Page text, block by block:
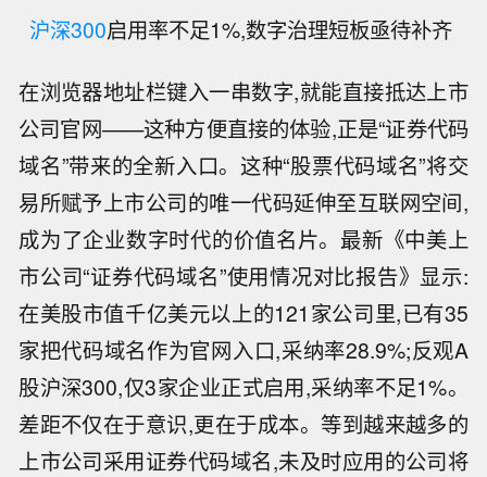
沪深300启用率不足1%,数字治理短板亟待补齐
在浏览器地址栏键入一串数字,就能直接抵达上市
公司官网——这种方便直接的体验,正是“证券代码
域名”带来的全新入口。这种“股票代码域名”将交
易所赋予上市公司的唯一代码延伸至互联网空间,
成为了企业数字时代的价值名片。最新《中美上
市公司“证券代码域名”使用情况对比报告》显示:
在美股市值千亿美元以上的121家公司里,已有35
家把代码域名作为官网入口,采纳率28.9%;反观A
股沪深300,仅3家企业正式启用,采纳率不足1%。
差距不仅在于意识,更在于成本。等到越来越多的
上市公司采用证券代码域名,未及时应用的公司将